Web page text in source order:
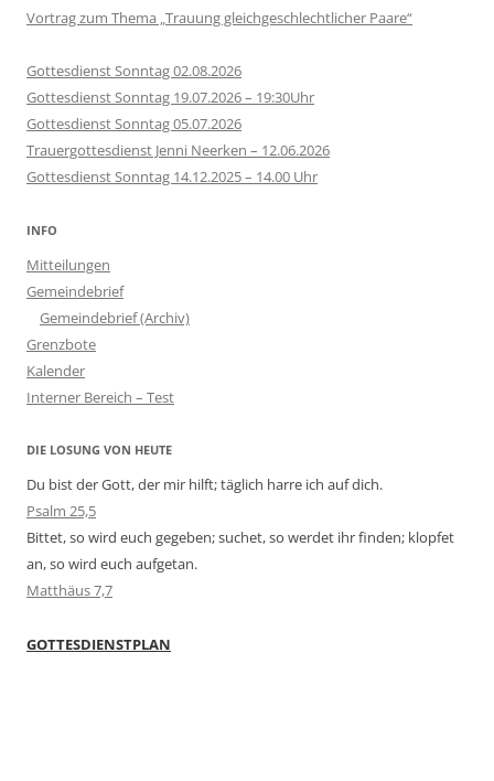
Vortrag zum Thema „Trauung gleichgeschlechtlicher Paare“
Gottesdienst Sonntag 02.08.2026
Gottesdienst Sonntag 19.07.2026 – 19:30Uhr
Gottesdienst Sonntag 05.07.2026
Trauergottesdienst Jenni Neerken – 12.06.2026
Gottesdienst Sonntag 14.12.2025 – 14.00 Uhr
INFO
Mitteilungen
Gemeindebrief
Gemeindebrief (Archiv)
Grenzbote
Kalender
Interner Bereich – Test
DIE LOSUNG VON HEUTE
Du bist der Gott, der mir hilft; täglich harre ich auf dich.
Psalm 25,5
Bittet, so wird euch gegeben; suchet, so werdet ihr finden; klopfet
an, so wird euch aufgetan.
Matthäus 7,7
GOTTESDIENSTPLAN